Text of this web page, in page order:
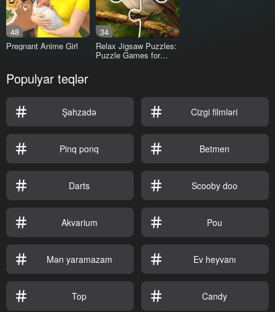
48
Pregnant Anime Girl
34
Relax Jigsaw Puzzles:
Puzzle Games for
Populyar teqlər
Şahzadə Cizgi filmləri
Pinq ponq Betmen
Darts Scooby doo
Akvarium Pou
Mən yaramazam Ev heyvanı
Top Candy